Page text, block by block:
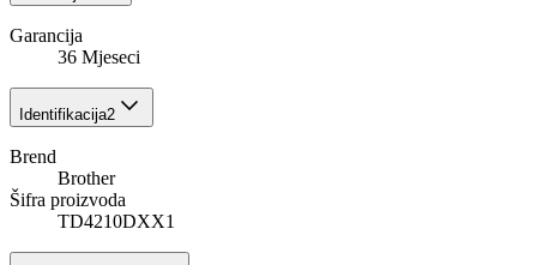
Garancija
36 Mjeseci
Identifikacija2
Brend
Brother
Šifra proizvoda
TD4210DXX1